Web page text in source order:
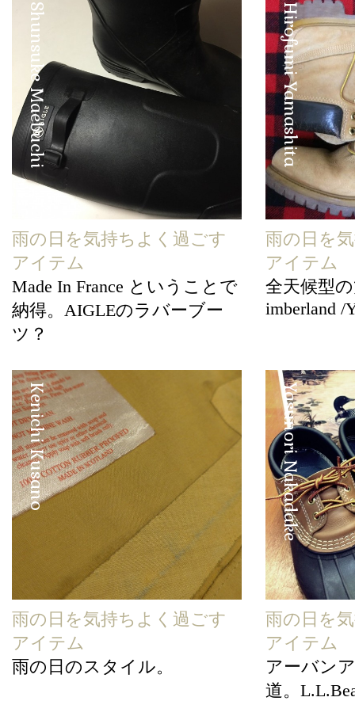
Shunsuke Maebuchi
雨の日を気持ちよく過ごす
アイテム
Made In France ということで
納得。AIGLEのラバーブー
ツ？
Hirofumi Yamashita
雨の日を
アイテム
全天候型
imberland /
Kenichi Kusano
雨の日を気持ちよく過ごす
アイテム
雨の日のスタイル。
Yasunori Nakadake
雨の日を
アイテム
アーバン
道。